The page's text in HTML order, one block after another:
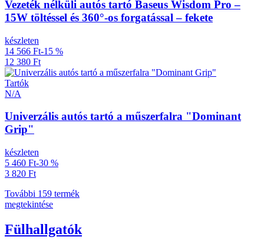
Vezeték nélküli autós tartó Baseus Wisdom Pro –
15W töltéssel és 360°-os forgatással – fekete
készleten
14 566 Ft-15 %
12 380 Ft
Tartók
N/A
Univerzális autós tartó a műszerfalra "Dominant
Grip"
készleten
5 460 Ft-30 %
3 820 Ft
További 159 termék
megtekintése
Fülhallgatók